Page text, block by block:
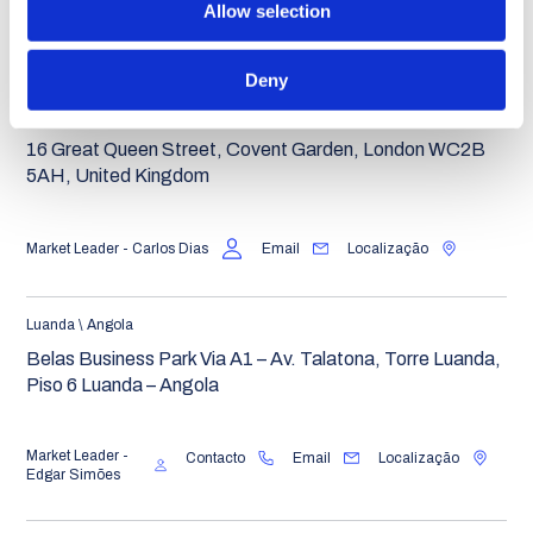
Allow selection
Deny
Contacto Email Localização
Londres \ Reino Unido
16 Great Queen Street, Covent Garden, London WC2B
5AH, United Kingdom
Market Leader - Carlos Dias Email Localização
Luanda \ Angola
Belas Business Park Via A1 – Av. Talatona, Torre Luanda,
Piso 6 Luanda – Angola
Market Leader -
Edgar Simões
Contacto Email Localização